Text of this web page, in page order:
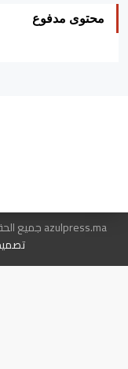
محتوى مدفوع
azulpress.ma جميع الحقوق محفوظة